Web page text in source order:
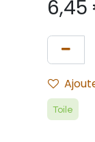
6,45
Toile